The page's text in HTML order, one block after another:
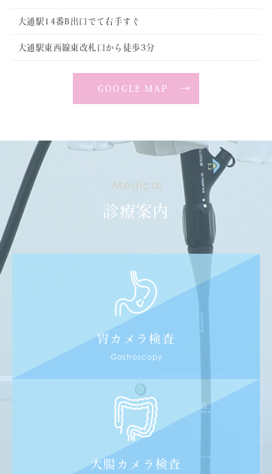
大通駅14番B出口でて右手すぐ
大通駅東西線東改札口から徒歩3分
GOOGLE MAP
Medical
診療案内
胃カメラ検査
Gastroscopy
大腸カメラ検査